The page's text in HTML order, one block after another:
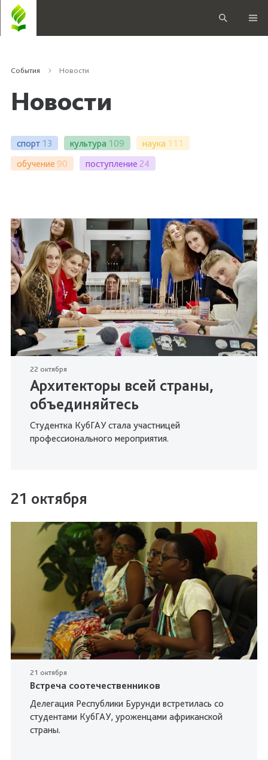
События Новости
Новости
спорт 13 культура 109 наука 111
обучение 90 поступление 24
22 октября
Архитекторы всей страны,
объединяйтесь
Студентка КубГАУ стала участницей
профессионального мероприятия.
21 октября
21 октября
Встреча соотечественников
Делегация Республики Бурунди встретилась со
студентами КубГАУ, уроженцами африканской
страны.